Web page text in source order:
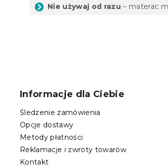
Nie używaj od razu – materac
Informacje dla Ciebie
Śledzenie zamówienia
Opcje dostawy
Metody płatności
Reklamacje i zwroty towarów
Kontakt